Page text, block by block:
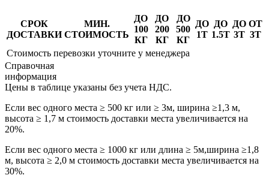
СРОК
ДОСТАВКИ
МИН.
СТОИМОСТЬ
ДО
100
КГ
ДО
200
КГ
ДО
500
КГ
ДО
1Т
ДО
1.5Т
ДО
3Т
ОТ
3Т
Стоимость перевозки уточните у менеджера
Справочная
информация
Цены в таблице указаны без учета НДС.
Если вес одного места ≥ 500 кг или ≥ 3м, ширина ≥1,3 м,
высота ≥ 1,7 м стоимость доставки места увеличивается на
20%.
Если вес одного места ≥ 1000 кг или длина ≥ 5м,ширина ≥1,8
м, высота ≥ 2,0 м стоимость доставки места увеличивается на
30%.